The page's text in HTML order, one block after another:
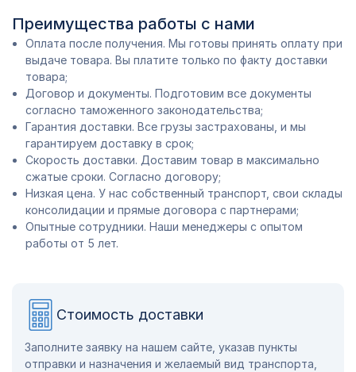
Преимущества работы с нами
Оплата после получения. Мы готовы принять оплату при
выдаче товара. Вы платите только по факту доставки
товара;
Договор и документы. Подготовим все документы
согласно таможенного законодательства;
Гарантия доставки. Все грузы застрахованы, и мы
гарантируем доставку в срок;
Скорость доставки. Доставим товар в максимально
сжатые сроки. Согласно договору;
Низкая цена. У нас собственный транспорт, свои склады
консолидации и прямые договора с партнерами;
Опытные сотрудники. Наши менеджеры с опытом
работы от 5 лет.
Стоимость доставки
Заполните заявку на нашем сайте, указав пункты
отправки и назначения и желаемый вид транспорта,